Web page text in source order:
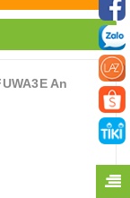
An